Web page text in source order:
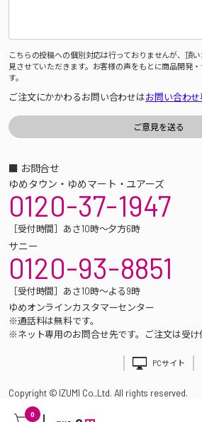
0
こちらの投稿への個別対応は行っておりませんが、頂
見させていただきます。お客様の声をもとに商品開発
す。
ご注文にかかわるお問い合わせはお問い合わ
■ お問合せ
ゆめタウン・ゆめマート・ユアーズ
0120-37-1947
［受付時間］あさ10時～夕方6時
サニー
0120-93-8851
［受付時間］あさ10時～よる9時
ゆめオンラインカスタマーセンター
※通話料は無料です。
※ネット専用のお問合せ先です。ご注文は受け
PCサイト
Copyright © IZUMI Co.,Ltd. All rights reserved.